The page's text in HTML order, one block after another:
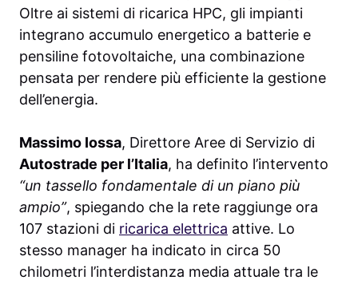
Oltre ai sistemi di ricarica HPC, gli impianti
integrano accumulo energetico a batterie e
pensiline fotovoltaiche, una combinazione
pensata per rendere più efficiente la gestione
dell’energia.
Massimo Iossa, Direttore Aree di Servizio di
Autostrade per l’Italia, ha definito l’intervento
“un tassello fondamentale di un piano più
ampio”, spiegando che la rete raggiunge ora
107 stazioni di ricarica elettrica attive. Lo
stesso manager ha indicato in circa 50
chilometri l’interdistanza media attuale tra le